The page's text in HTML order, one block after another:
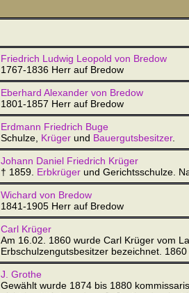
Friedrich Ludwig Leopold von Bredow
1767-1836 Herr auf Bredow
Eberhard Alexander von Bredow
1801-1857 Herr auf Bredow
Erdmann Friedrich Buge
Schulze, Krüger und Bauergutsbesitzer.
Johann Daniel Friedrich Krüger
† 1859. Erbkrüger und Gerichtsschulze.
Wichard von Bredow
1841-1905 Herr auf Bredow
Carl Krüger
Am 16.02. 1860 wurde Carl Krüger vom
Erbschulzengutsbesitzer bezeichnet.
J. Grothe
Gewählt wurde 1874 bis 1880